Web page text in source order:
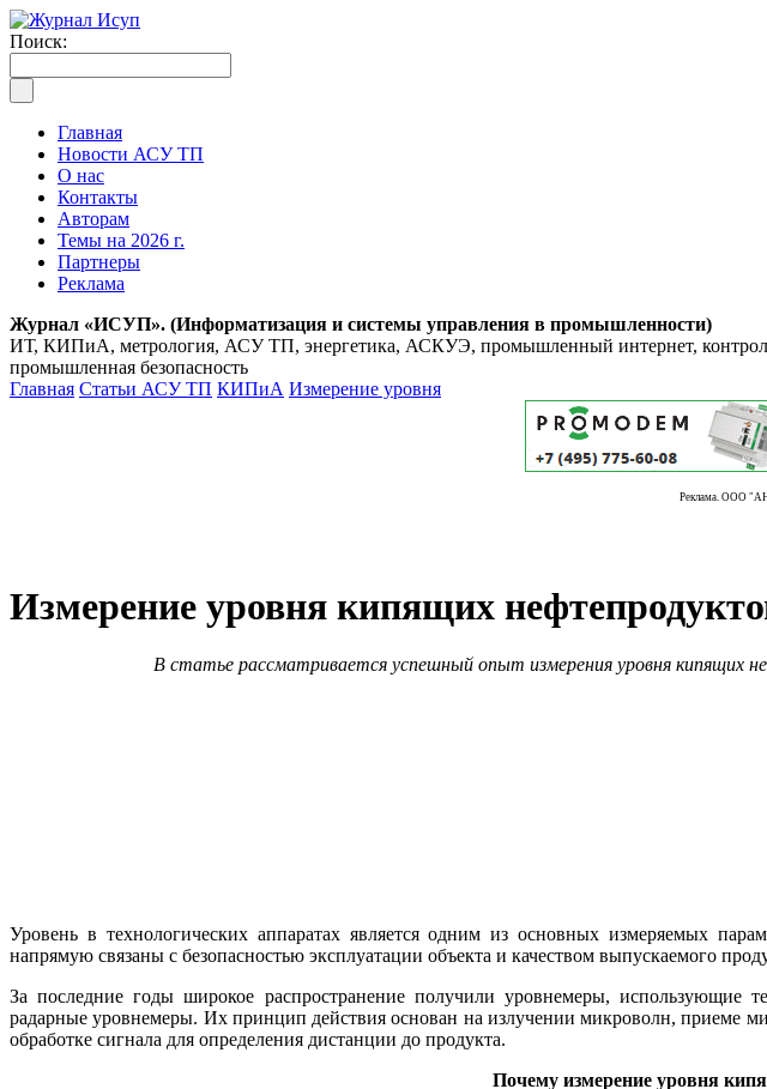
Поиск:
Главная
Новости АСУ ТП
О нас
Контакты
Авторам
Темы на 2026 г.
Партнеры
Реклама
Журнал «ИСУП». (Информатизация и системы управления в промышленности)
ИТ, КИПиА, метрология, АСУ ТП, энергетика, АСКУЭ, промышленный интернет,
промышленная безопасность
Главная Статьи АСУ ТП КИПиА Измерение уровня
Реклама. ООО
Измерение уровня кипящих
В статье рассматривается успешный опыт измерения уровня кипящих
Уровень в технологических аппаратах является одним из основных измеряемых
напрямую связаны с безопасностью эксплуатации объекта и качеством выпускаемого
За последние годы широкое распространение получили уровнемеры, использующие
радарные уровнемеры. Их принцип действия основан на излучении микроволн, приеме
обработке сигнала для определения дистанции до продукта.
Почему измерение уровня